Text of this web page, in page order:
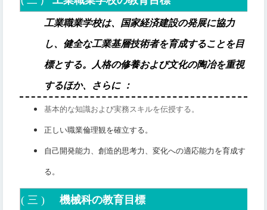
工業職業学校は、国家経済建設の発展に協力
し、健全な工業基層技術者を育成することを目
標とする。人格の修養および文化の陶冶を重視
するほか、さらに ：
基本的な知識および実務スキルを伝授する。
正しい職業倫理観を確立する。
自己開発能力、創造的思考力、変化への適応能力を育成す
る。
( 三 ) 機械科の教育目標